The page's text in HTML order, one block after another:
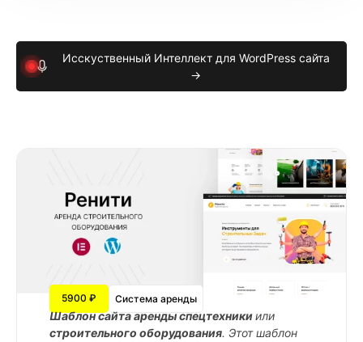
Исскуственный Интеллект для WordPress сайта
→
5900 ₽ Система аренды
Шаблон сайта аренды спецтехникиили
строительного оборудования. Этот шаблон